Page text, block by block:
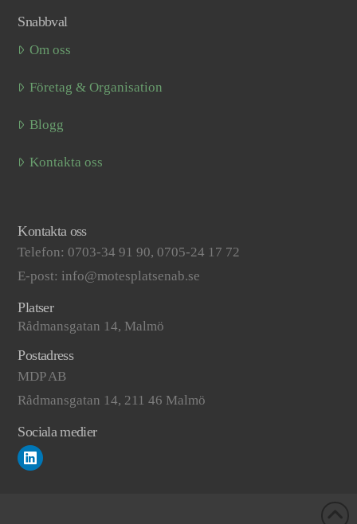
Snabbval
Om oss
Företag & Organisation
Blogg
Kontakta oss
Kontakta oss
Telefon: 0703-34 91 90, 0705-24 17 72
E-post: info@motesplatsenab.se
Platser
Rådmansgatan 14, Malmö
Postadress
MDP AB
Rådmansgatan 14, 211 46 Malmö
Sociala medier